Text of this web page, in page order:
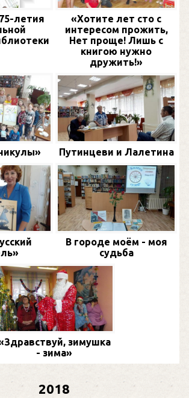
летия
«Хотите лет сто с
интересом прожить,
Нет проще! Лишь с
книгою нужно
дружить!»
Путинцеви и Лалетина
В городе моём - моя
судьба
зимушка
- зима»
2018